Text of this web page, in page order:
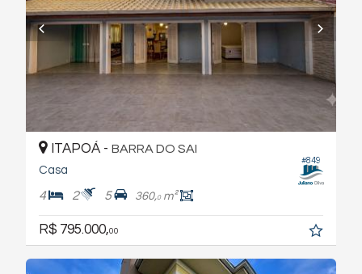
#849
ITAPOÁ - BARRA DO SAI
Casa
4 2 5 360,0m²
R$ 795.000,00